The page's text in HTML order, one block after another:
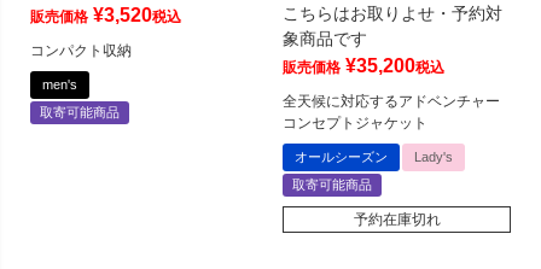
販売価格 ¥3,520税込
コンパクト収納
men's
取寄可能商品
こちらはお取りよせ・予約対
象商品です
販売価格 ¥35,200税込
全天候に対応するアドベンチャー
コンセプトジャケット
オールシーズン
Lady's
取寄可能商品
予約在庫切れ